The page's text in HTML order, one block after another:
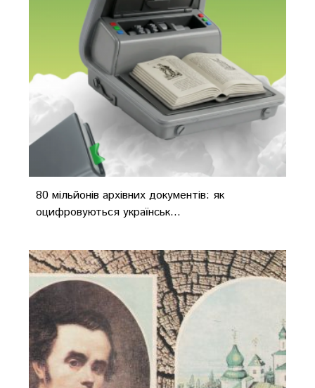
80 мільйонів архівних документів: як
оцифровуються українськ...